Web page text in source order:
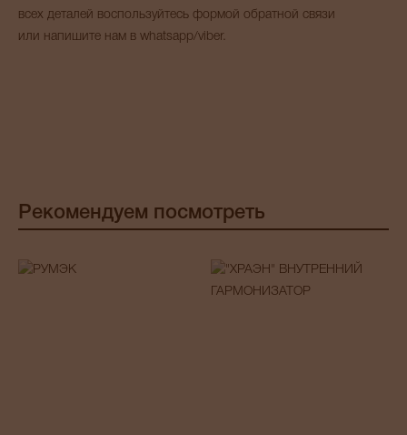
всех деталей воспользуйтесь формой обратной связи
или напишите нам в whatsapp/viber.
Рекомендуем посмотреть